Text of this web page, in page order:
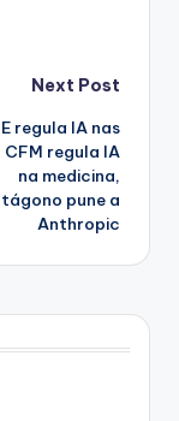
Next Post
regula IA nas
regula IA
na medicina,
pune a
Anthropic